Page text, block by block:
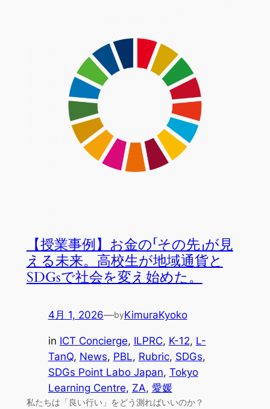
【授業事例】お金の「その先」が見
える未来。高校生が地域通貨と
SDGsで社会を変え始めた。
4月 1, 2026—byKimuraKyoko
in ICT Concierge, ILPRC, K-12, L-
TanQ, News, PBL, Rubric, SDGs
SDGs Point Labo Japan, Tokyo
Learning Centre, ZA, 愛媛
私たちは「良い行い」をどう測ればいいのか？